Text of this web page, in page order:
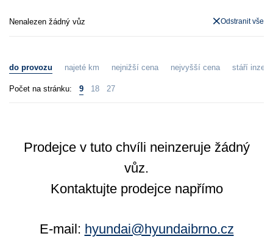
Nenalezen žádný vůz Odstranit vše
do provozu najeté km nejnižší cena nejvyšší cena stáří
Počet na stránku: 9 18 27
Prodejce v tuto chvíli neinzeruje žádný
vůz.
Kontaktujte prodejce napřímo
E-mail: hyundai@hyundaibrno.cz